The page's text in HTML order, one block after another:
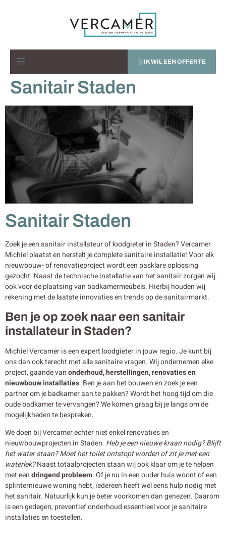
IK WIL EEN OFFERTE
Sanitair Staden
Sanitair Staden
Zoek je een sanitair installateur of loodgieter in Staden? Vercamer
Michiel plaatst en herstelt je complete sanitaire installatie! Voor elk
nieuwbouw- of renovatieproject wordt een pasklare oplossing
gezocht. Naast de technische installatie van het sanitair zorgen wij
ook voor de plaatsing van badkamermeubels. Hierbij houden wij
rekening met de laatste innovaties en trends op de sanitairmarkt.
Ben je op zoek naar een sanitair
installateur in Staden?
Michiel Vercamer is een expert loodgieter in jouw regio. Je kunt bij
ons dan ook terecht met alle sanitaire vragen. Wij ondernemen elke
project, gaande vanonderhoud, herstellingen, renovaties en
nieuwbouwinstallaties. Ben je aan het bouwen en zoek je een
partner om je badkamer aan te pakken? Wordt het hoog tijd om die
oude badkamer te vervangen? We komen graag bij je langs om de
mogelijkheden te bespreken.
We doen bij Vercamer echter niet enkel renovaties en
nieuwbouwprojecten in Staden. Heb je een nieuwe kraan nodig? Blijft
het water staan? Moet het toilet ontstopt worden of zit je met een
waterlek?Naast totaalprojecten staan wij ook klaar om je te helpen
met eendringend probleem. Of je nu in een ouder huis woont of een
splinternieuwe woning hebt, iedereen heeft wel eens hulp nodig met
het sanitair. Natuurlijk kun je beter voorkomen dan genezen. Daarom
is een gedegen, preventief onderhoud essentieel voor je sanitaire
installaties en toestellen.